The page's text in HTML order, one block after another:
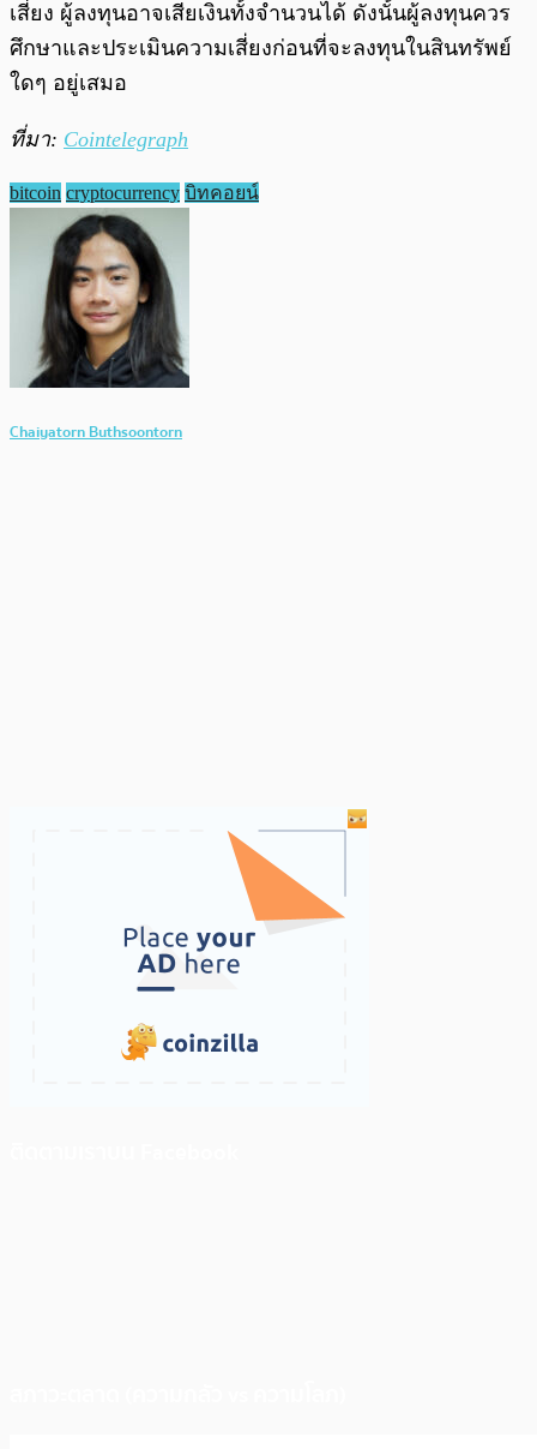
เสี่ยง ผู้ลงทุนอาจเสียเงินทั้งจำนวนได้ ดังนั้นผู้ลงทุนควร
ศึกษาและประเมินความเสี่ยงก่อนที่จะลงทุนในสินทรัพย์
ใดๆ อยู่เสมอ
ที่มา: Cointelegraph
bitcoin cryptocurrency บิทคอยน์
Chaiyatorn Buthsoontorn